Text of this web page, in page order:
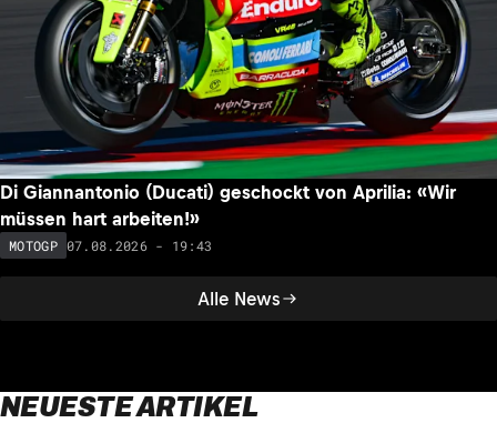
Alle News
Di Giannantonio (Ducati) geschockt von Aprilia: «Wir
müssen hart arbeiten!»
MOTOGP 07.08.2026 - 19:43
NEUESTE ARTIKEL